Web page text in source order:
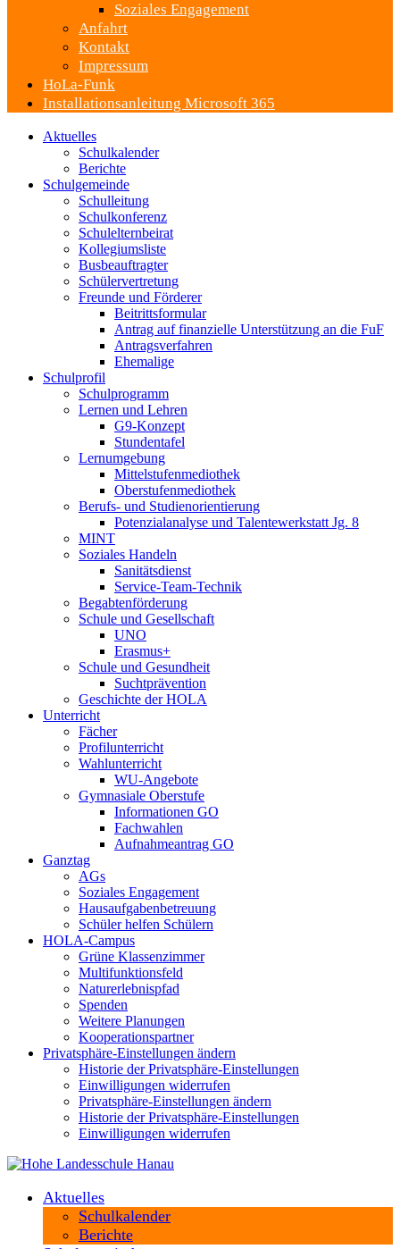
Soziales Engagement
Anfahrt
Kontakt
Impressum
HoLa-Funk
Installationsanleitung Microsoft 365
Aktuelles
Schulkalender
Berichte
Schulgemeinde
Schulleitung
Schulkonferenz
Schulelternbeirat
Kollegiumsliste
Busbeauftragter
Schülervertretung
Freunde und Förderer
Beitrittsformular
Antrag auf finanzielle Unterstützung an die FuF
Antragsverfahren
Ehemalige
Schulprofil
Schulprogramm
Lernen und Lehren
G9-Konzept
Stundentafel
Lernumgebung
Mittelstufenmediothek
Oberstufenmediothek
Berufs- und Studienorientierung
Potenzialanalyse und Talentewerkstatt Jg. 8
MINT
Soziales Handeln
Sanitätsdienst
Service-Team-Technik
Begabtenförderung
Schule und Gesellschaft
UNO
Erasmus+
Schule und Gesundheit
Suchtprävention
Geschichte der HOLA
Unterricht
Fächer
Profilunterricht
Wahlunterricht
WU-Angebote
Gymnasiale Oberstufe
Informationen GO
Fachwahlen
Aufnahmeantrag GO
Ganztag
AGs
Soziales Engagement
Hausaufgabenbetreuung
Schüler helfen Schülern
HOLA-Campus
Grüne Klassenzimmer
Multifunktionsfeld
Naturerlebnispfad
Spenden
Weitere Planungen
Kooperationspartner
Privatsphäre-Einstellungen ändern
Historie der Privatsphäre-Einstellungen
Einwilligungen widerrufen
Privatsphäre-Einstellungen ändern
Historie der Privatsphäre-Einstellungen
Einwilligungen widerrufen
Aktuelles
Schulkalender
Berichte